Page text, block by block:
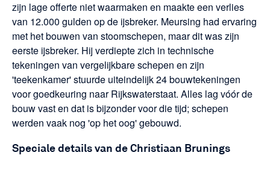
zijn lage offerte niet waarmaken en maakte een verlies
van 12.000 gulden op de ijsbreker. Meursing had ervaring
met het bouwen van stoomschepen, maar dit was zijn
eerste ijsbreker. Hij verdiepte zich in technische
tekeningen van vergelijkbare schepen en zijn
'teekenkamer' stuurde uiteindelijk 24 bouwtekeningen
voor goedkeuring naar Rijkswaterstaat. Alles lag vóór de
bouw vast en dat is bijzonder voor die tijd; schepen
werden vaak nog 'op het oog' gebouwd.
Speciale details van de Christiaan Brunings